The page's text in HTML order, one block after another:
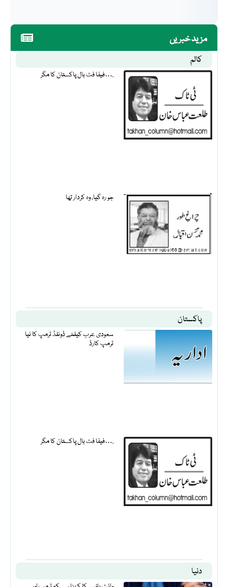
مزید خبریں
کالم
فیفا فٹ بال پاکستان کا مگر….
جو رہ گیا، وہ کردار تھا
پاکستان
سعودی عرب کیلئے ڈونلڈ ٹرمپ کا نیا
ٹرمپ کارڈ
فیفا فٹ بال پاکستان کا مگر….
دنیا